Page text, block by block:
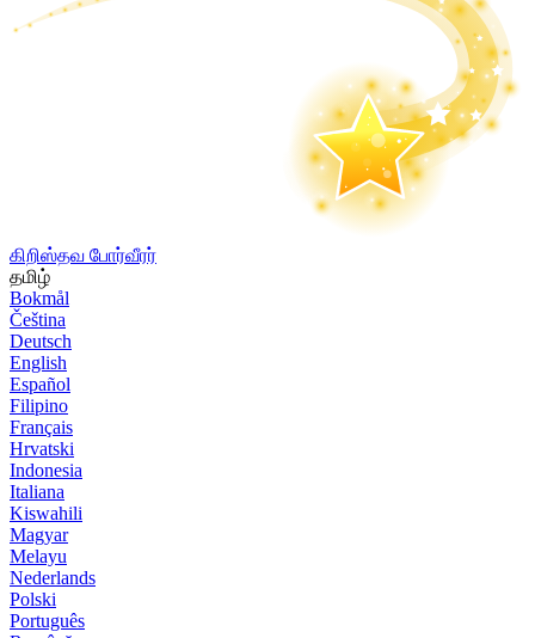
கிறிஸ்தவ போர்வீரர்
தமிழ்
Bokmål
Čeština
Deutsch
English
Español
Filipino
Français
Hrvatski
Indonesia
Italiana
Kiswahili
Magyar
Melayu
Nederlands
Polski
Português